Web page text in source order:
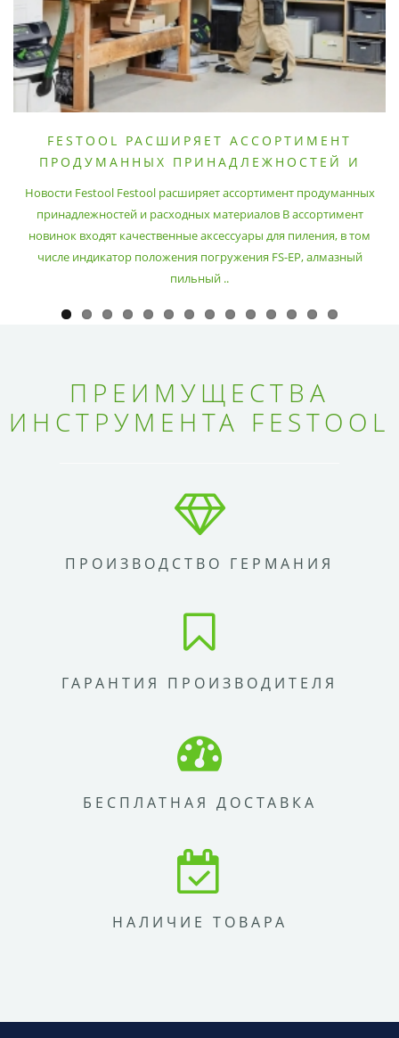
FESTOOL РАСШИРЯЕТ АССОРТИМЕНТ
ПРОДУМАННЫХ ПРИНАДЛЕЖНОСТЕЙ И
Новости Festool Festool расширяет ассортимент продуманных
принадлежностей и расходных материалов В ассортимент
новинок входят качественные аксессуары для пиления, в том
числе индикатор положения погружения FS-EP, алмазный
пильный ..
ПРЕИМУЩЕСТВА
ИНСТРУМЕНТА FESTOOL
ПРОИЗВОДСТВО ГЕРМАНИЯ
ГАРАНТИЯ ПРОИЗВОДИТЕЛЯ
БЕСПЛАТНАЯ ДОСТАВКА
НАЛИЧИЕ ТОВАРА